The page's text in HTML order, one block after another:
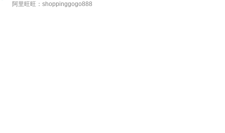
阿里旺旺：shoppinggogo888